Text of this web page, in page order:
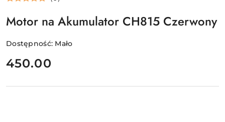
Motor na Akumulator CH815 Czerwony
Dostępność: Mało
cena:
450.00